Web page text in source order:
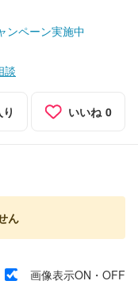
ンペーン実施中
談
いいね 0
ん
画像表示ON・OFF